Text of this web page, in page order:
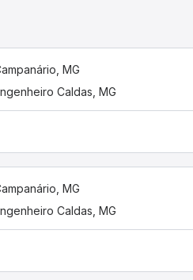
MG
Caldas, MG
MG
Caldas, MG